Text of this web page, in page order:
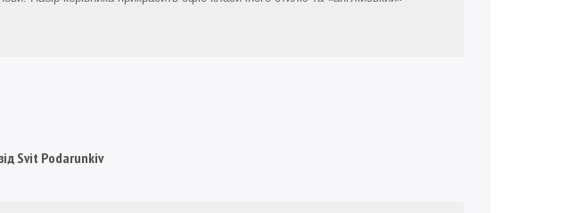
Svit Podarunkiv